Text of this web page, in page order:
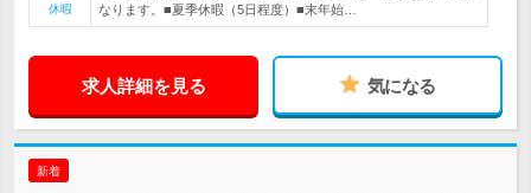
休暇
なります。■夏季休暇（5日程度）■末年始…
求人詳細を見る 気になる
新着